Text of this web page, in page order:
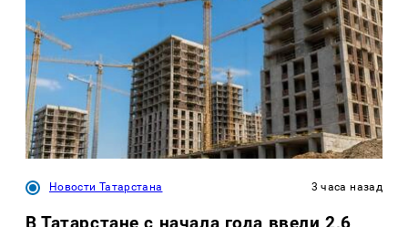
Новости Татарстана 3 часа назад
В Татарстане с начала года ввели 2,6